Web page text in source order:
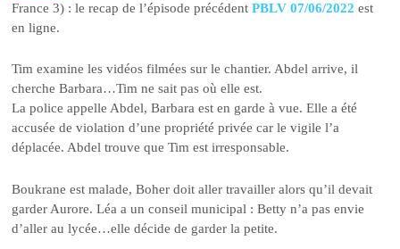
France 3) : le recap de l’épisode précédentPBLV 07/06/2022 est
en ligne.
Tim examine les vidéos filmées sur le chantier. Abdel arrive, il
cherche Barbara…Tim ne sait pas où elle est.
La police appelle Abdel, Barbara est en garde à vue. Elle a été
accusée de violation d’une propriété privée car le vigile l’a
déplacée. Abdel trouve que Tim est irresponsable.
Boukrane est malade, Boher doit aller travailler alors qu’il devait
garder Aurore. Léa a un conseil municipal : Betty n’a pas envie
d’aller au lycée…elle décide de garder la petite.